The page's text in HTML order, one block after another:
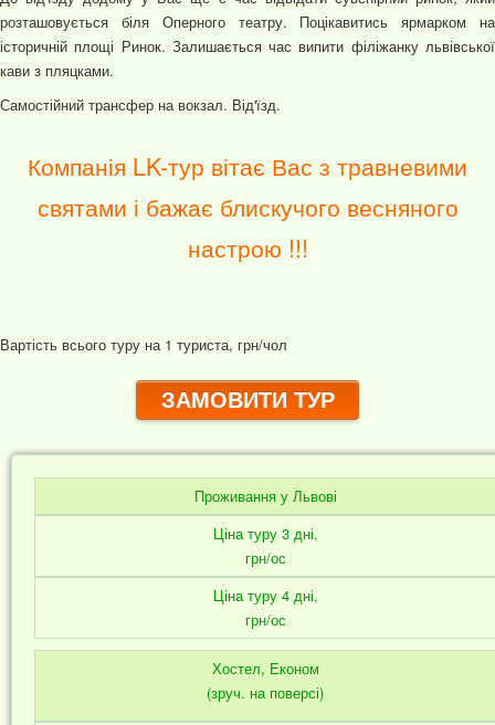
розташовується біля Оперного театру. Поцікавитись ярмарком на
історичній площі Ринок. Залишається час випити філіжанку львівської
кави з пляцками.
Самостійний трансфер на вокзал. Від'їзд.
Компанія LK-тур вітає Вас з травневими
святами і бажає блискучого весняного
настрою !!!
Вартість всього туру на 1 туриста, грн/чол
ЗАМОВИТИ ТУР
Проживання у Львові
Ціна туру 3 дні,
грн/ос
Ціна туру 4 дні,
грн/ос
Хостел, Економ
(зруч. на поверсі)